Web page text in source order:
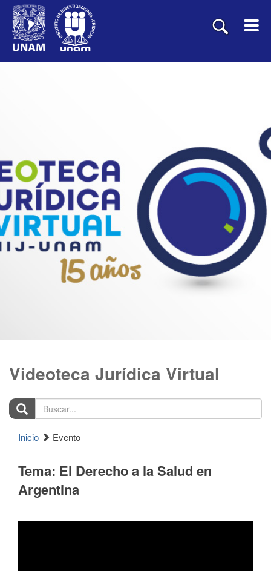
Videoteca Jurídica Virtual
Buscar...
Inicio Evento
Tema: El Derecho a la Salud en
Argentina